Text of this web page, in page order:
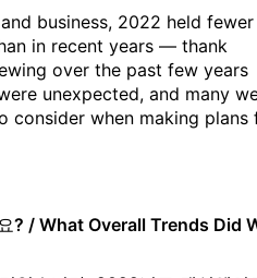
business, 2022 held fewer
in recent years — thank
over the past few years
unexpected, and many
consider when making plans
? / What Overall Trends Did